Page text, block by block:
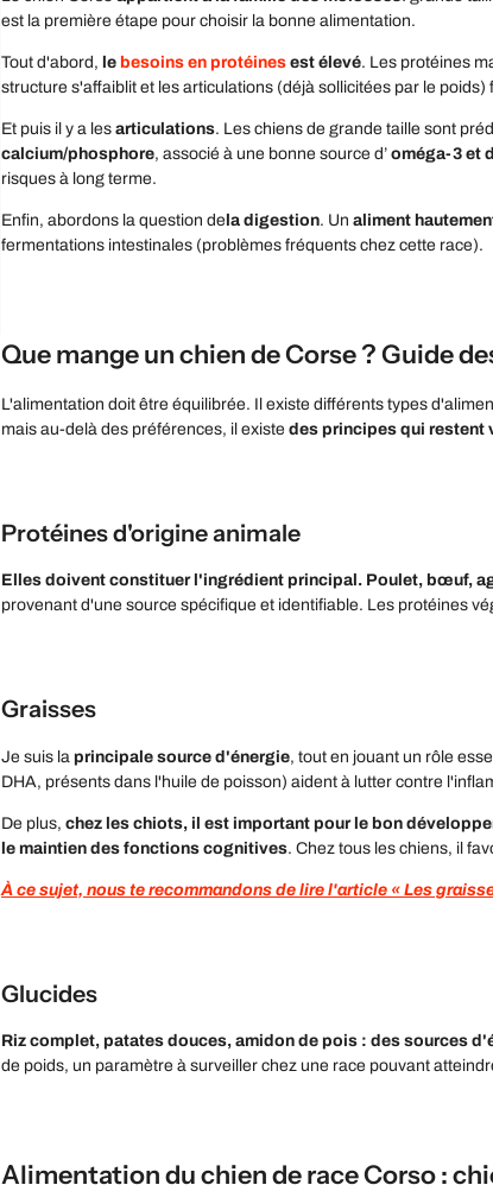
est la première étape pour choisir la bonne alimentation.
Tout d'abord, le besoins en protéines est élevé. Les protéines
structure s'affaiblit et les articulations (déjà sollicitées par le poids)
Et puis il y a les articulations. Les chiens de grande taille sont
calcium/phosphore, associé à une bonne source d’ oméga-3 et
risques à long terme.
Enfin, abordons la question de la digestion. Un aliment
fermentations intestinales (problèmes fréquents chez cette race).
Que mange un chien de Corse ? Guide
L'alimentation doit être équilibrée. Il existe différents types
mais au-delà des préférences, il existe des principes qui restent
Protéines d'origine animale
Elles doivent constituer l'ingrédient principal. Poulet, bœuf,
provenant d'une source spécifique et identifiable. Les protéines
Graisses
Je suis la principale source d'énergie, tout en jouant un rôle
DHA, présents dans l'huile de poisson) aident à lutter contre
De plus, chez les chiots, il est important pour le bon
le maintien des fonctions cognitives. Chez tous les chiens, il
À ce sujet, nous te recommandons de lire l'article « Les
Glucides
Riz complet, patates douces, amidon de pois : des sources
de poids, un paramètre à surveiller chez une race pouvant
Alimentation du chien de race Corso :